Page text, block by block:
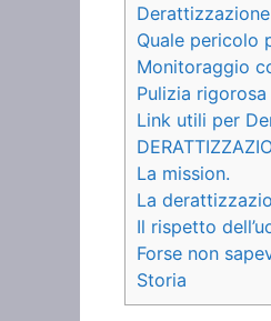
Quale pericolo
Monitoraggio
Pulizia
Link utili per
La mission.
La
Il rispetto
Forse non
Storia